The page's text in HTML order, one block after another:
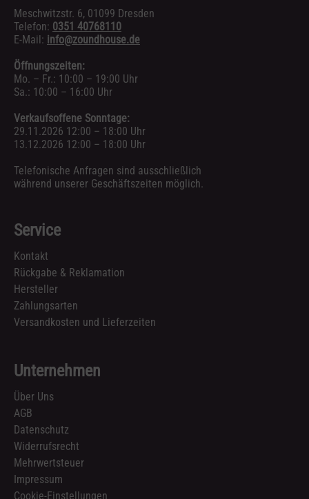
Meschwitzstr. 6, 01099 Dresden
Telefon: 0351 40768110
E-Mail: info@zoundhouse.de
Öffnungszeiten:
Mo. – Fr.: 10:00 – 19:00 Uhr
Sa.: 10:00 – 16:00 Uhr
Verkaufsoffene Sonntage:
29.11.2026 12:00 – 18:00 Uhr
13.12.2026 12:00 – 18:00 Uhr
Telefonische Anfragen sind ausschließlich
während unserer Geschäftszeiten möglich.
Service
Kontakt
Rückgabe & Reklamation
Hersteller
Zahlungsarten
Versandkosten und Lieferzeiten
Unternehmen
Über Uns
AGB
Datenschutz
Widerrufsrecht
Mehrwertsteuer
Impressum
Cookie-Einstellungen